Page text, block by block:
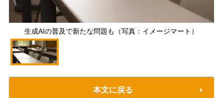
生成AIの普及で新たな問題も（写真：イメージマート）
本文に戻る